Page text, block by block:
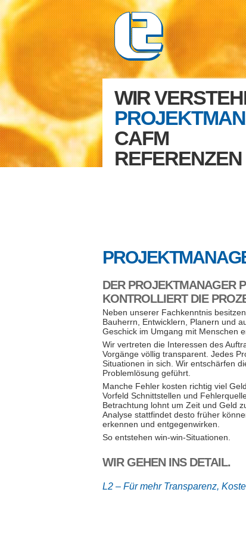
WIR
CAFM
REFERENZEN
DER PROJEKTMANAGER
KONTROLLIERT DIE
Neben unserer Fachkenntnis
Bauherrn, Entwicklern, Planern und
Geschick im Umgang mit Menschen
Wir vertreten die Interessen des
Vorgänge völlig transparent. Jedes
Situationen in sich. Wir entschärfen
Problemlösung geführt.
Manche Fehler kosten richtig viel
Vorfeld Schnittstellen und
Betrachtung lohnt um Zeit und Geld
Analyse stattfindet desto früher
erkennen und entgegenwirken.
So entstehen win-win-Situationen.
WIR GEHEN INS DETAIL.
L2 – Für mehr Transparenz,